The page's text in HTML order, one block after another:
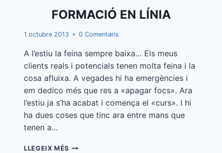
FORMACIÓ EN LÍNIA
1 octubre 2013 0 Comentaris
A l’estiu la feina sempre baixa… Els meus
clients reals i potencials tenen molta feina i la
cosa afluixa. A vegades hi ha emergències i
em dedico més que res a «apagar focs». Ara
l’estiu ja s’ha acabat i comença el «curs». I hi
ha dues coses que tinc ara entre mans que
tenen a…
LLEGEIX MÉS FORMACIÓ